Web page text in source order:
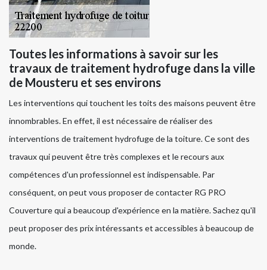
Toutes les informations à savoir sur les
travaux de traitement hydrofuge dans la ville
de Mousteru et ses environs
Les interventions qui touchent les toits des maisons peuvent être
innombrables. En effet, il est nécessaire de réaliser des
interventions de traitement hydrofuge de la toiture. Ce sont des
travaux qui peuvent être très complexes et le recours aux
compétences d'un professionnel est indispensable. Par
conséquent, on peut vous proposer de contacter RG PRO
Couverture qui a beaucoup d'expérience en la matière. Sachez qu'il
peut proposer des prix intéressants et accessibles à beaucoup de
monde.